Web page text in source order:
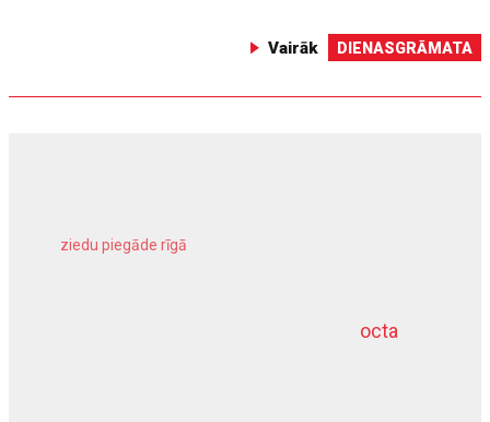
Vairāk DIENASGRĀMATA
octa
ziedu piegāde rīgā
dziļurbums